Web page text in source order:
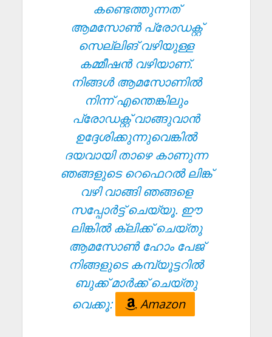
കണ്ടെത്തുന്നത്
ആമസോൺ പ്രോഡക്റ്റ്
സെല്ലിങ് വഴിയുള്ള
കമ്മീഷൻ വഴിയാണ്.
നിങ്ങൾ ആമസോണിൽ
നിന്ന് എന്തെങ്കിലും
പ്രോഡക്റ്റ് വാങ്ങുവാൻ
ഉദ്ദേശിക്കുന്നുവെങ്കിൽ
ദയവായി താഴെ കാണുന്ന
ഞങ്ങളുടെ റെഫെറൽ ലിങ്ക്
വഴി വാങ്ങി ഞങ്ങളെ
സപ്പോർട്ട് ചെയ്യൂ. ഈ
ലിങ്കിൽ ക്ലിക്ക് ചെയ്തു
ആമസോൺ ഹോം പേജ്
നിങ്ങളുടെ കമ്പ്യൂട്ടറിൽ
ബുക്ക് മാർക്ക് ചെയ്തു
വെക്കൂ:
Amazon